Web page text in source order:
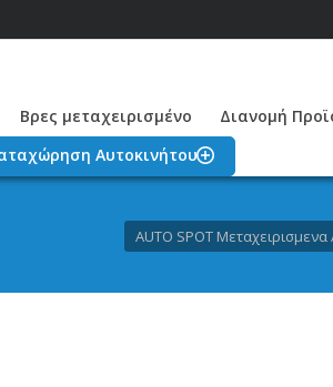
Βρες μεταχειρισμένο
Διανομή
Αυτοκινήτου
AUTO SPOT